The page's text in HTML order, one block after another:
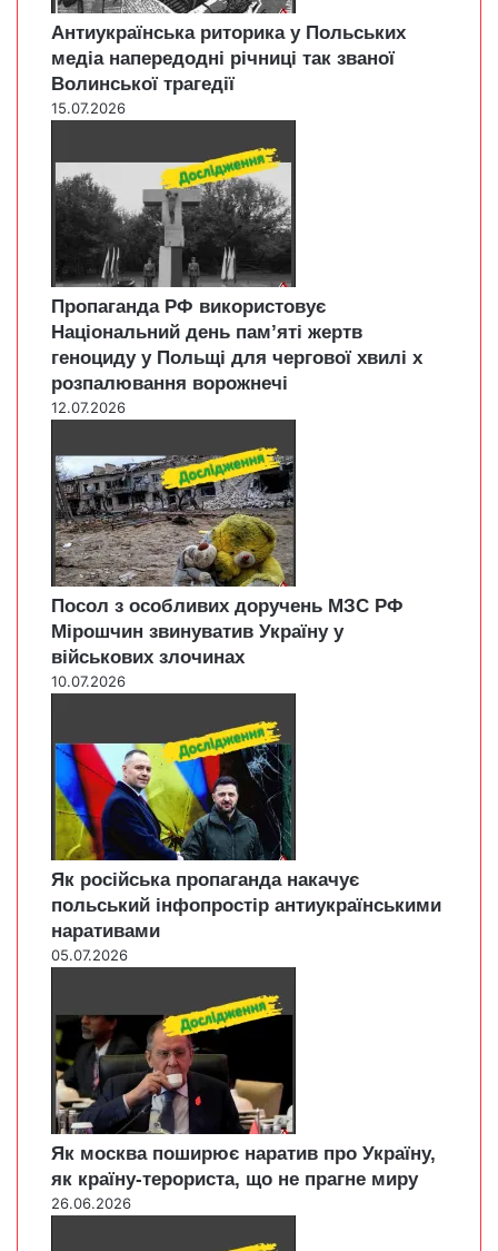
Антиукраїнська риторика у Польських
медіа напередодні річниці так званої
Волинської трагедії
15.07.2026
Пропаганда РФ використовує
Національний день пам’яті жертв
геноциду у Польщі для чергової хвилі х
розпалювання ворожнечі
12.07.2026
Посол з особливих доручень МЗС РФ
Мірошчин звинуватив Україну у
військових злочинах
10.07.2026
Як російська пропаганда накачує
польський інфопростір антиукраїнськими
наративами
05.07.2026
Як москва поширює наратив про Україну,
як країну-терориста, що не прагне миру
26.06.2026